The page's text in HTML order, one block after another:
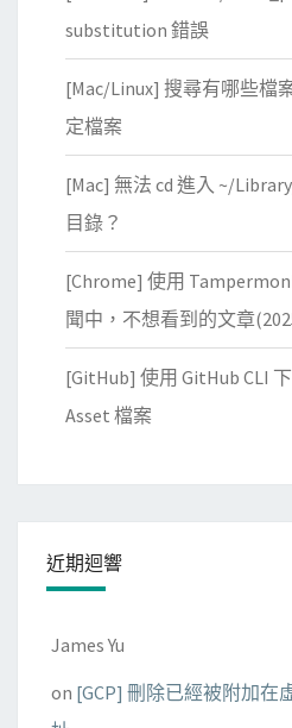
分
享
的
桌
？
substitution 錯誤
[Mac/Linux] 搜尋有哪些檔
定檔案
[Mac] 無法 cd 進入 ~/
目錄？
[Chrome] 使用
聞中，不想看到的文章
[GitHub] 使用 GitHub CLI
Asset 檔案
近期迴響
James Yu
on [GCP] 刪除已經被附加在